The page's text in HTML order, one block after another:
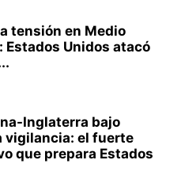
tensión en Medio
Estados Unidos atacó
Inglaterra bajo
vigilancia: el fuerte
que prepara Estados